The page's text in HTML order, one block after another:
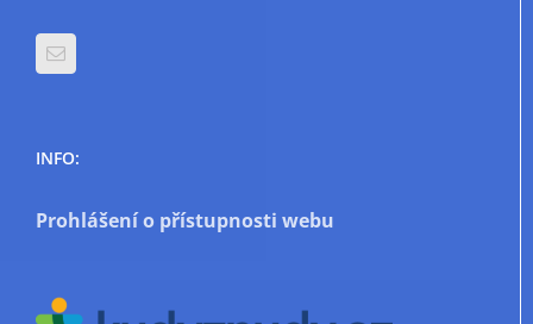
INFO:
Prohlášení o přístupnosti webu